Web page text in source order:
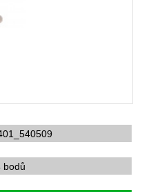
bodů